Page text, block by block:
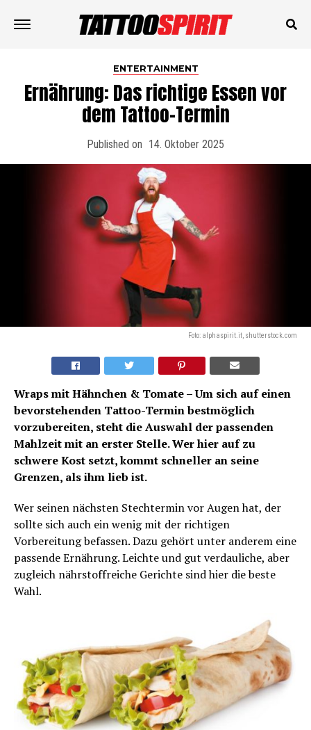
ENTERTAINMENT
Ernährung: Das richtige Essen vor
dem Tattoo-Termin
Published on 14. Oktober 2025
Foto: alphaspirit.it, shutterstock.com
Wraps mit Hähnchen & Tomate – Um sich auf einen
bevorstehenden Tattoo-Termin bestmöglich
vorzubereiten, steht die Auswahl der passenden
Mahlzeit mit an erster Stelle. Wer hier auf zu
schwere Kost setzt, kommt schneller an seine
Grenzen, als ihm lieb ist.
Wer seinen nächsten Stechtermin vor Augen hat, der
sollte sich auch ein wenig mit der richtigen
Vorbereitung befassen. Dazu gehört unter anderem eine
passende Ernährung. Leichte und gut verdauliche, aber
zugleich nährstoffreiche Gerichte sind hier die beste
Wahl.